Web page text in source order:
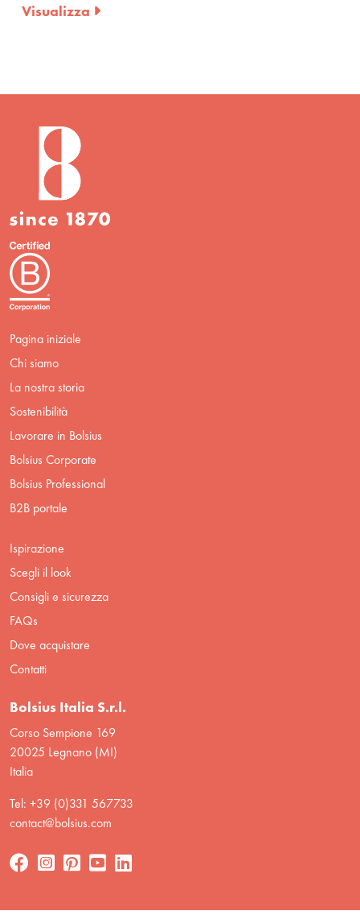
Visualizza
Pagina iniziale
Chi siamo
La nostra storia
Sostenibilità
Lavorare in Bolsius
Bolsius Corporate
Bolsius Professional
B2B portale
Ispirazione
Scegli il look
Consigli e sicurezza
FAQs
Dove acquistare
Contatti
Bolsius Italia S.r.l.
Corso Sempione 169
20025 Legnano (MI)
Italia
Tel: +39 (0)331 567733
contact@bolsius.com